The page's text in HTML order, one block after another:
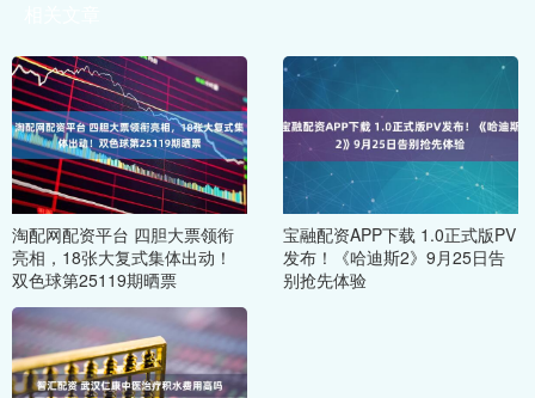
淘配网配资平台 四胆大票领衔
亮相，18张大复式集体出动！
双色球第25119期晒票
宝融配资APP下载 1.0正式版PV
发布！《哈迪斯2》9月25日告
别抢先体验